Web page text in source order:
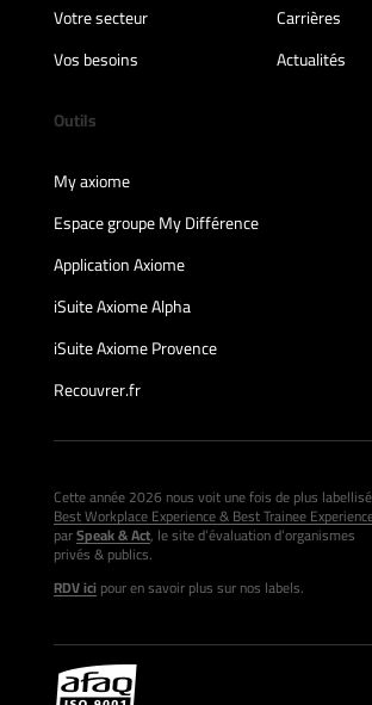
Votre secteur
Carrières
Vos besoins
Actualités
Outils
My axiome
Espace groupe My Différence
Application Axiome
iSuite Axiome Alpha
iSuite Axiome Provence
Recouvrer.fr
Cette année 2026 nous voit une fois de plus labellisé
Best Workplace Experience & Best Trainee
parSpeak & Act, le site d’évaluation d’organismes
privés & publics.
RDV icipour en savoir plus sur nos labels.